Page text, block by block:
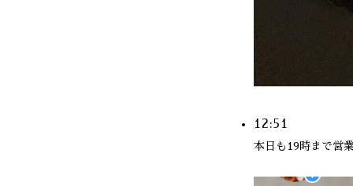
12:51
本日も19時まで営